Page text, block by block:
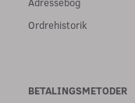
Ordrehistorik
BETALINGSMETODER